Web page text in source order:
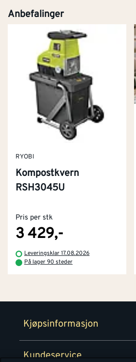
Anbefalinger
RYOBI
Kompostkvern
RSH3045U
Pris per stk
3 429,-
Leveringsklar 17.08.2026
På lager 90 steder
Kjøpsinformasjon
Kjøpsbetingelser
Retur- og angrerettsskjema
Kundeservice
Tjenester
Montér Klubb
Byggevarehus og åpningstider
Prismatch
Personvern